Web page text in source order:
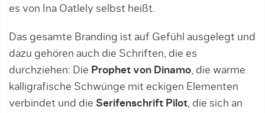
es von Ina Oatlely selbst heißt.
Das gesamte Branding ist auf Gefühl ausgelegt und
dazu gehören auch die Schriften, die es
durchziehen: Die Prophet von Dinamo, die warme
kalligrafische Schwünge mit eckigen Elementen
verbindet und die Serifenschrift Pilot, die sich an